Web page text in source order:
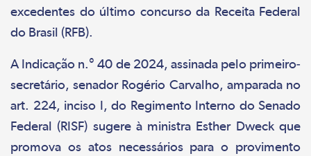
excedentes do último concurso da Receita Federal
do Brasil (RFB).
A Indicação n.° 40 de 2024, assinada pelo primeiro-
secretário, senador Rogério Carvalho, amparada no
art. 224, inciso I, do Regimento Interno do Senado
Federal (RISF) sugere à ministra Esther Dweck que
promova os atos necessários para o provimento